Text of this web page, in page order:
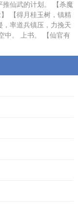
仙武的计划。 【杀魔
【得月桂玉树，镇精
率道兵镇压，力挽天
中。 上书。 【仙官有